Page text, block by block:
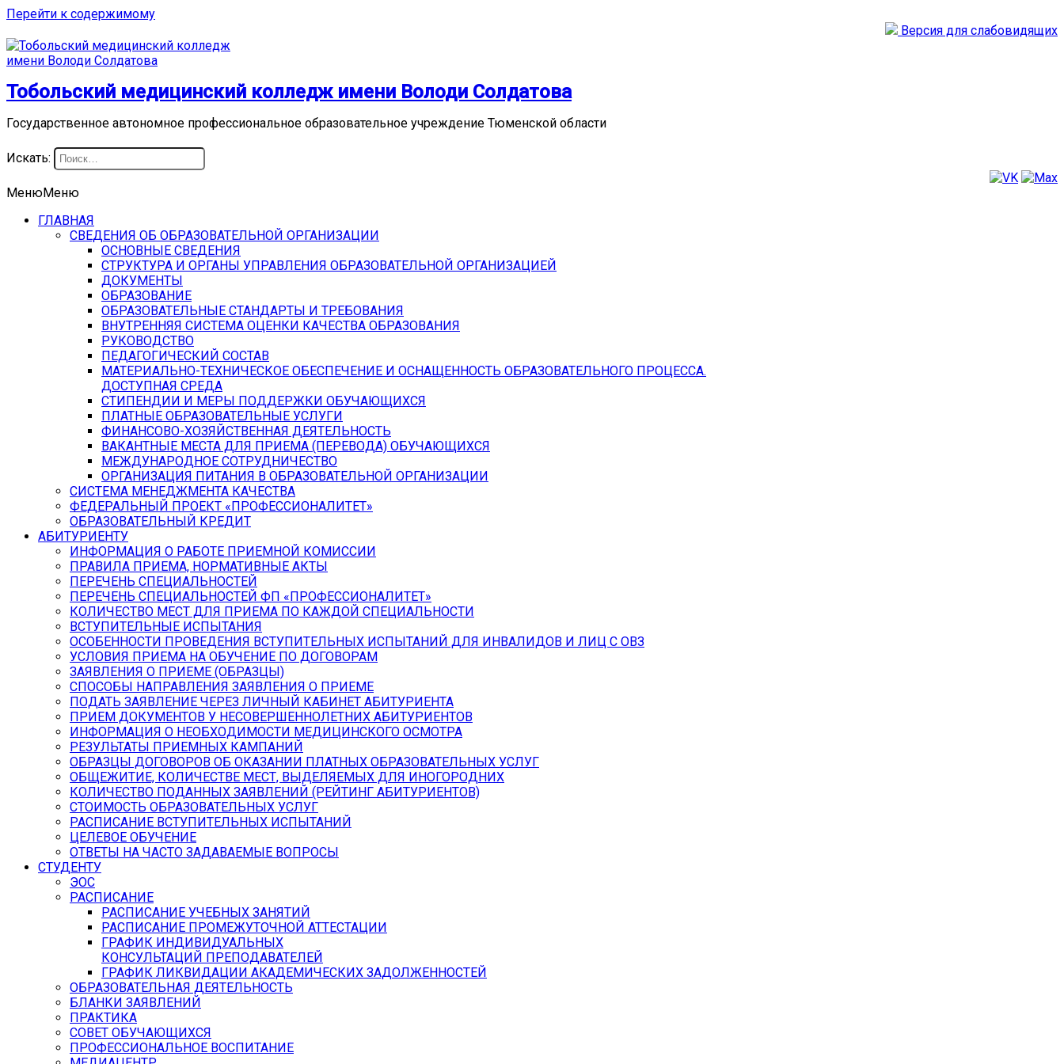
Перейти к содержимому
Версия для слабовидящих
Тобольский медицинский колледж имени Володи Солдатова
Государственное автономное профессиональное образовательное учреждение Тюменской области
Искать:
МенюМеню
ГЛАВНАЯ
СВЕДЕНИЯ ОБ ОБРАЗОВАТЕЛЬНОЙ ОРГАНИЗАЦИИ
ОСНОВНЫЕ СВЕДЕНИЯ
СТРУКТУРА И ОРГАНЫ УПРАВЛЕНИЯ ОБРАЗОВАТЕЛЬНОЙ ОРГАНИЗАЦИЕЙ
ДОКУМЕНТЫ
ОБРАЗОВАНИЕ
ОБРАЗОВАТЕЛЬНЫЕ СТАНДАРТЫ И ТРЕБОВАНИЯ
ВНУТРЕННЯЯ СИСТЕМА ОЦЕНКИ КАЧЕСТВА ОБРАЗОВАНИЯ
РУКОВОДСТВО
ПЕДАГОГИЧЕСКИЙ СОСТАВ
МАТЕРИАЛЬНО-ТЕХНИЧЕСКОЕ ОБЕСПЕЧЕНИЕ И ОСНАЩЕННОСТЬ ОБРАЗОВАТЕЛЬНОГО ПРОЦЕССА.
ДОСТУПНАЯ СРЕДА
СТИПЕНДИИ И МЕРЫ ПОДДЕРЖКИ ОБУЧАЮЩИХСЯ
ПЛАТНЫЕ ОБРАЗОВАТЕЛЬНЫЕ УСЛУГИ
ФИНАНСОВО-ХОЗЯЙСТВЕННАЯ ДЕЯТЕЛЬНОСТЬ
ВАКАНТНЫЕ МЕСТА ДЛЯ ПРИЕМА (ПЕРЕВОДА) ОБУЧАЮЩИХСЯ
МЕЖДУНАРОДНОЕ СОТРУДНИЧЕСТВО
ОРГАНИЗАЦИЯ ПИТАНИЯ В ОБРАЗОВАТЕЛЬНОЙ ОРГАНИЗАЦИИ
СИСТЕМА МЕНЕДЖМЕНТА КАЧЕСТВА
ФЕДЕРАЛЬНЫЙ ПРОЕКТ «ПРОФЕССИОНАЛИТЕТ»
ОБРАЗОВАТЕЛЬНЫЙ КРЕДИТ
АБИТУРИЕНТУ
ИНФОРМАЦИЯ О РАБОТЕ ПРИЕМНОЙ КОМИССИИ
ПРАВИЛА ПРИЕМА, НОРМАТИВНЫЕ АКТЫ
ПЕРЕЧЕНЬ СПЕЦИАЛЬНОСТЕЙ
ПЕРЕЧЕНЬ СПЕЦИАЛЬНОСТЕЙ ФП «ПРОФЕССИОНАЛИТЕТ»
КОЛИЧЕСТВО МЕСТ ДЛЯ ПРИЕМА ПО КАЖДОЙ СПЕЦИАЛЬНОСТИ
ВСТУПИТЕЛЬНЫЕ ИСПЫТАНИЯ
ОСОБЕННОСТИ ПРОВЕДЕНИЯ ВСТУПИТЕЛЬНЫХ ИСПЫТАНИЙ ДЛЯ ИНВАЛИДОВ И ЛИЦ С ОВЗ
УСЛОВИЯ ПРИЕМА НА ОБУЧЕНИЕ ПО ДОГОВОРАМ
ЗАЯВЛЕНИЯ О ПРИЕМЕ (ОБРАЗЦЫ)
СПОСОБЫ НАПРАВЛЕНИЯ ЗАЯВЛЕНИЯ О ПРИЕМЕ
ПОДАТЬ ЗАЯВЛЕНИЕ ЧЕРЕЗ ЛИЧНЫЙ КАБИНЕТ АБИТУРИЕНТА
ПРИЕМ ДОКУМЕНТОВ У НЕСОВЕРШЕННОЛЕТНИХ АБИТУРИЕНТОВ
ИНФОРМАЦИЯ О НЕОБХОДИМОСТИ МЕДИЦИНСКОГО ОСМОТРА
РЕЗУЛЬТАТЫ ПРИЕМНЫХ КАМПАНИЙ
ОБРАЗЦЫ ДОГОВОРОВ ОБ ОКАЗАНИИ ПЛАТНЫХ ОБРАЗОВАТЕЛЬНЫХ УСЛУГ
ОБЩЕЖИТИЕ, КОЛИЧЕСТВЕ МЕСТ, ВЫДЕЛЯЕМЫХ ДЛЯ ИНОГОРОДНИХ
КОЛИЧЕСТВО ПОДАННЫХ ЗАЯВЛЕНИЙ (РЕЙТИНГ АБИТУРИЕНТОВ)
СТОИМОСТЬ ОБРАЗОВАТЕЛЬНЫХ УСЛУГ
РАСПИСАНИЕ ВСТУПИТЕЛЬНЫХ ИСПЫТАНИЙ
ЦЕЛЕВОЕ ОБУЧЕНИЕ
ОТВЕТЫ НА ЧАСТО ЗАДАВАЕМЫЕ ВОПРОСЫ
СТУДЕНТУ
ЭОС
РАСПИСАНИЕ
РАСПИСАНИЕ УЧЕБНЫХ ЗАНЯТИЙ
РАСПИСАНИЕ ПРОМЕЖУТОЧНОЙ АТТЕСТАЦИИ
ГРАФИК ИНДИВИДУАЛЬНЫХ
КОНСУЛЬТАЦИЙ ПРЕПОДАВАТЕЛЕЙ
ГРАФИК ЛИКВИДАЦИИ АКАДЕМИЧЕСКИХ ЗАДОЛЖЕННОСТЕЙ
ОБРАЗОВАТЕЛЬНАЯ ДЕЯТЕЛЬНОСТЬ
БЛАНКИ ЗАЯВЛЕНИЙ
ПРАКТИКА
СОВЕТ ОБУЧАЮЩИХСЯ
ПРОФЕССИОНАЛЬНОЕ ВОСПИТАНИЕ